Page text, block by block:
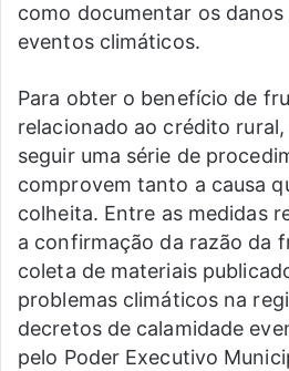
como documentar os
eventos climáticos.
Para obter o benefício de
relacionado ao crédito
seguir uma série de
comprovem tanto a causa
colheita. Entre as medidas
a confirmação da razão da
coleta de materiais
problemas climáticos na
decretos de calamidade
pelo Poder Executivo